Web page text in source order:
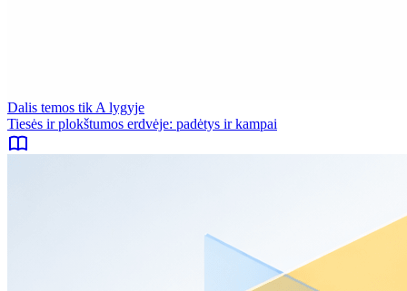
Dalis temos tik A lygyje
Tiesės ir plokštumos erdvėje: padėtys ir kampai